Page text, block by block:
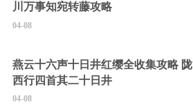
川万事知宛转藤攻略
04-08
燕云十六声十日井红缨全收集攻略 陇
西行四首其二十日井
04-08